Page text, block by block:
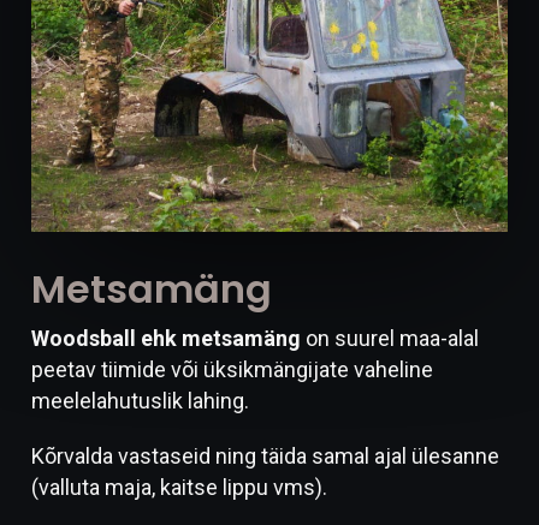
Metsamäng
Woodsball ehk metsamäng on suurel maa-alal
peetav tiimide või üksikmängijate vaheline
meelelahutuslik lahing.
Kõrvalda vastaseid ning täida samal ajal ülesanne
(valluta maja, kaitse lippu vms).